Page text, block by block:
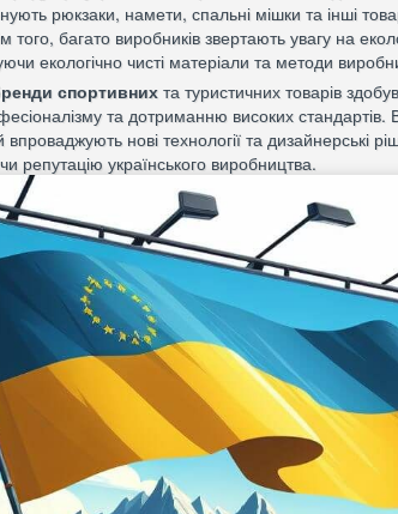
рюкзаки, намети, спальні мішки та інші
того, багато виробників звертають увагу на
екологічно чисті матеріали та методи
спортивних та туристичних товарів
та дотриманню високих
нові технології та дизайнерські
репутацію українського виробництва.